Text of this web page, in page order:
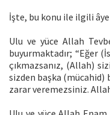
İşte, bu konu ile ilgili
Ulu ve yüce Allah
buyurmaktadır; “Eğer
çıkmazsanız, (Allah)
sizden başka (mücahid)
zarar veremezsiniz.